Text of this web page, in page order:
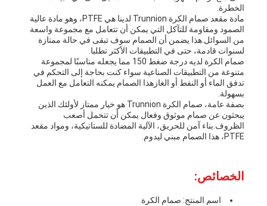
PRIVACY
POLICY
الخطرة.
مادة مقعد صمام الكرة Trunnion لدينا هي PTFE، وهو مادة عالية
الصمود ومقاومة للتآكل التي يمكن أن تتعامل مع مجموعة واسعة
من السوائل.هذا يضمن أن الصمام سوف تبقى في حالة ممتازة
لسنوات قادمة، حتى في التطبيقات الأكثر تطلبا.
صمام الكرة لديه درجة ضغط 150 مما يجعله مناسبًا لمجموعة
متنوعة من التطبيقات الصناعية سواء كنت بحاجة إلى التحكم في
تدفق الماء أو النفط أو الغازهذا الصمام يمكنه التعامل مع العمل
بسهولة.
بصفة عامة، صمام الكرة Trunnion هو خيار ممتاز لأولئك الذين
يبحثون عن صمام موثوق وفعال يمكن أن تتحمل أصعب
الظروف.بناء آمن للحريق، الآلية المضادة للستاتيكية، ومواد مقعد
PTFE، هذا الصمام مبني ليدوم.
الخصائص:
اسم المنتج: صمام الكرة